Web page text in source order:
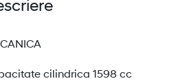
cilindrica 1598 cc